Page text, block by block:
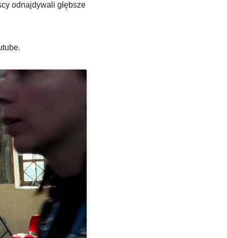
odnajdywali głębsze